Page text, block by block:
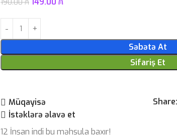
190.00₼
Səbətə At
Sifariş Et
Müqayisə
İstəklərə əlavə et
12 İnsan indi bu məhsula baxır!